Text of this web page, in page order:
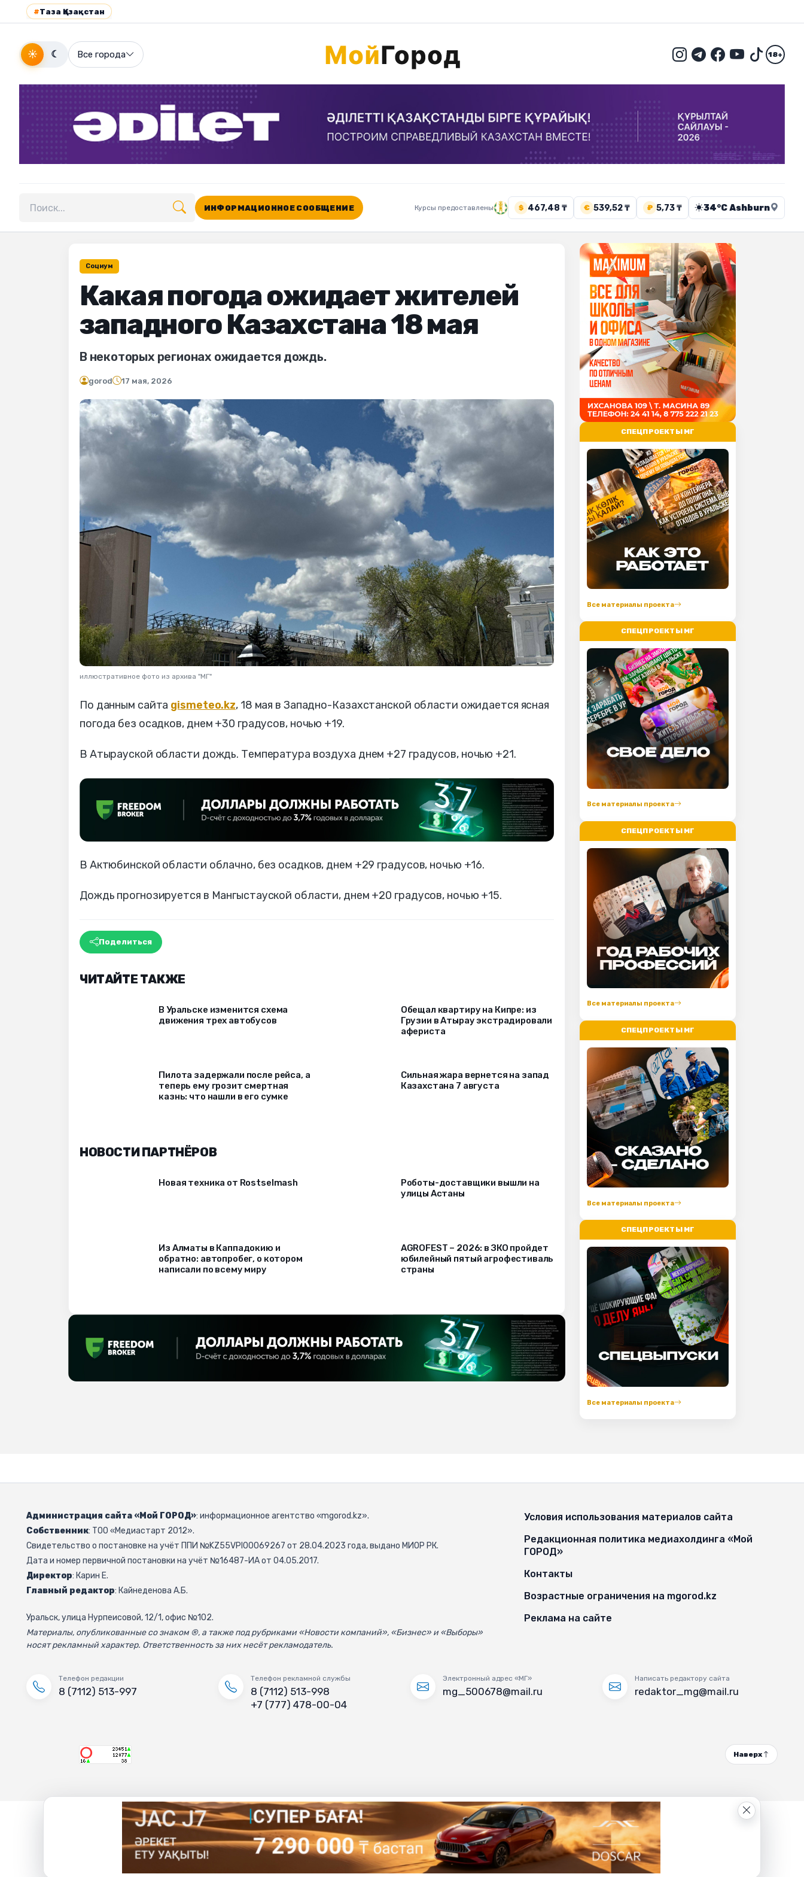
#Таза Қазақстан
☀ ☾ Все города 18+
Поиск по сайту
ИНФОРМАЦИОННОЕ СООБЩЕНИЕ Курсы предоставлены $ 467,48 ₸ € 539,52 ₸ ₽ 5,73 ₸ 34°C Ashburn
Социум
Какая погода ожидает жителей
западного Казахстана 18 мая
В некоторых регионах ожидается дождь.
gorod 17 мая, 2026
иллюстративное фото из архива "МГ"
По данным сайта gismeteo.kz, 18 мая в Западно-Казахстанской области ожидается ясная
погода без осадков, днем +30 градусов, ночью +19.
В Атырауской области дождь. Температура воздуха днем +27 градусов, ночью +21.
В Актюбинской области облачно, без осадков, днем +29 градусов, ночью +16.
Дождь прогнозируется в Мангыстауской области, днем +20 градусов, ночью +15.
Поделиться
ЧИТАЙТЕ ТАКЖЕ
В Уральске изменится схема
движения трех автобусов
Обещал квартиру на Кипре: из
Грузии в Атырау экстрадировали
афериста
Пилота задержали после рейса, а
теперь ему грозит смертная
казнь: что нашли в его сумке
Сильная жара вернется на запад
Казахстана 7 августа
НОВОСТИ ПАРТНЁРОВ
Новая техника от Rostselmash
Роботы-доставщики вышли на
улицы Астаны
Из Алматы в Каппадокию и
обратно: автопробег, о котором
написали по всему миру
AGROFEST – 2026: в ЗКО пройдет
юбилейный пятый агрофестиваль
страны
СПЕЦПРОЕКТЫ МГ
Все материалы проекта
СПЕЦПРОЕКТЫ МГ
Все материалы проекта
СПЕЦПРОЕКТЫ МГ
Все материалы проекта
СПЕЦПРОЕКТЫ МГ
Все материалы проекта
СПЕЦПРОЕКТЫ МГ
Все материалы проекта
Администрация сайта «Мой ГОРОД»: информационное агентство «mgorod.kz».
Собственник: ТОО «Медиастарт 2012».
Свидетельство о постановке на учёт ППИ №KZ55VPI00069267 от 28.04.2023 года, выдано МИОР РК.
Дата и номер первичной постановки на учёт №16487-ИА от 04.05.2017.
Директор: Карин Е.
Главный редактор: Кайнеденова А.Б.
Уральск, улица Нурпеисовой, 12/1, офис №102.
Материалы, опубликованные со знаком ®, а также под рубриками «Новости компаний», «Бизнес» и «Выборы»
носят рекламный характер. Ответственность за них несёт рекламодатель.
Условия использования материалов сайта
Редакционная политика медиахолдинга «Мой
ГОРОД»
Контакты
Возрастные ограничения на mgorod.kz
Реклама на сайте
Телефон редакции
8 (7112) 513-997
Телефон рекламной службы
8 (7112) 513-998
+7 (777) 478-00-04
Электронный адрес «МГ»
mg_500678@mail.ru
Написать редактору сайта
redaktor_mg@mail.ru
Наверх